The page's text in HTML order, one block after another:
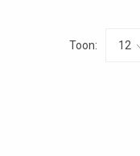
Toon: